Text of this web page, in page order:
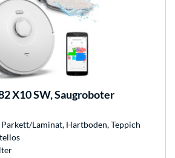
X10 SW, Saugroboter
Laminat, Hartboden, Teppich